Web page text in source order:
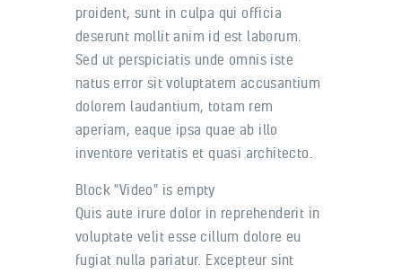
proident, sunt in culpa qui officia
deserunt mollit anim id est laborum.
Sed ut perspiciatis unde omnis iste
natus error sit voluptatem accusantium
dolorem laudantium, totam rem
aperiam, eaque ipsa quae ab illo
inventore veritatis et quasi architecto.
Block "Video" is empty
Quis aute irure dolor in reprehenderit in
voluptate velit esse cillum dolore eu
fugiat nulla pariatur. Excepteur sint